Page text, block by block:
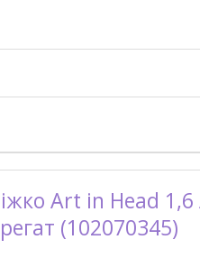
Art in Head
(102070345)